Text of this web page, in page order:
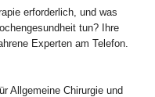
erforderlich, und was
tun? Ihre
Experten am Telefon.
Allgemeine Chirurgie und